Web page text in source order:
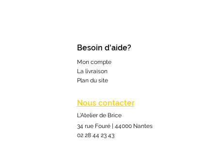
Besoin d'aide?
Mon compte
La livraison
Plan du site
Nous contacter
L'Atelier de Brice
34 rue Fouré | 44000 Nantes
02 28 44 23 43